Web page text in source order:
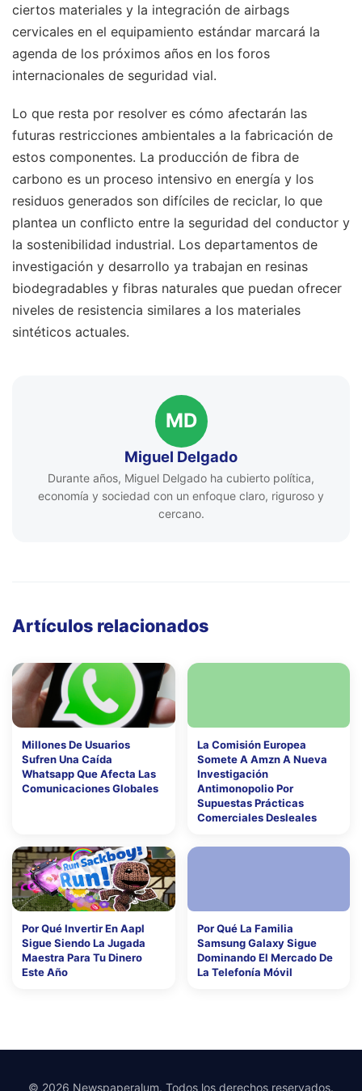
ciertos materiales y la integración de airbags
cervicales en el equipamiento estándar marcará la
agenda de los próximos años en los foros
internacionales de seguridad vial.
Lo que resta por resolver es cómo afectarán las
futuras restricciones ambientales a la fabricación de
estos componentes. La producción de fibra de
carbono es un proceso intensivo en energía y los
residuos generados son difíciles de reciclar, lo que
plantea un conflicto entre la seguridad del conductor y
la sostenibilidad industrial. Los departamentos de
investigación y desarrollo ya trabajan en resinas
biodegradables y fibras naturales que puedan ofrecer
niveles de resistencia similares a los materiales
sintéticos actuales.
MD
Miguel Delgado
Durante años, Miguel Delgado ha cubierto política,
economía y sociedad con un enfoque claro, riguroso y
cercano.
Artículos relacionados
Millones De Usuarios
Sufren Una Caída
Whatsapp Que Afecta Las
Comunicaciones Globales
La Comisión Europea
Somete A Amzn A Nueva
Investigación
Antimonopolio Por
Supuestas Prácticas
Comerciales Desleales
Por Qué Invertir En Aapl
Sigue Siendo La Jugada
Maestra Para Tu Dinero
Este Año
Por Qué La Familia
Samsung Galaxy Sigue
Dominando El Mercado De
La Telefonía Móvil
© 2026 Newspaperalum. Todos los derechos reservados.